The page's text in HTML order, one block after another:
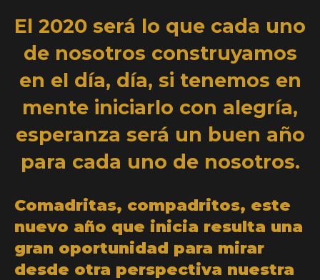
El 2020 será lo que cada uno
de nosotros construyamos
en el día, día, si tenemos en
mente iniciarlo con alegría,
esperanza será un buen año
para cada uno de nosotros.
Comadritas, compadritos, este
nuevo año que inicia resulta una
gran oportunidad para mirar
desde otra perspectiva nuestra